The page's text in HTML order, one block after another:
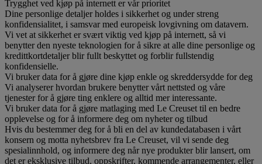
Trygghet ved kjøp på internett er vår prioritet
Dine personlige detaljer holdes i sikkerhet og under streng
konfidensialitet, i samsvar med europeisk lovgivning om datavern.
Vi vet at sikkerhet er svært viktig ved kjøp på internett, så vi
benytter den nyeste teknologien for å sikre at alle dine personlige og
kredittkortdetaljer blir fullt beskyttet og forblir fullstendig
konfidensielle.
Vi bruker data for å gjøre dine kjøp enkle og skreddersydde for deg
Vi analyserer hvordan brukere benytter vårt nettsted og våre
tjenester for å gjøre ting enklere og alltid mer interessante.
Vi bruker data for å gjøre matlaging med Le Creuset til en bedre
opplevelse og for å informere deg om nyheter og tilbud
Hvis du bestemmer deg for å bli en del av kundedatabasen i vårt
konsern og motta nyhetsbrev fra Le Creuset, vil vi sende deg
spesialinnhold, og informere deg når nye produkter blir lansert, om
det er eksklusive tilbud, oppskrifter, kommende arrangementer, eller